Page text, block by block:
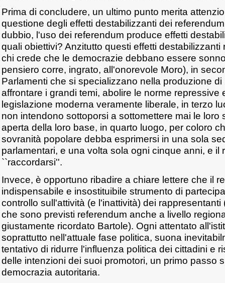
Prima di concludere, un ultimo punto merita
questione degli effetti destabilizzanti dei
dubbio, l'uso dei referendum produce effetti
quali obiettivi? Anzitutto questi effetti destabilizzanti
chi crede che le democrazie debbano essere
pensiero corre, ingrato, all'onorevole Moro), in
Parlamenti che si specializzano nella produzione
affrontare i grandi temi, abolire le norme repressive
legislazione moderna veramente liberale, in terzo
non intendono sottoporsi a sottomettere mai le loro
aperta della loro base, in quarto luogo, per coloro
sovranità popolare debba esprimersi in una sola
parlamentari, e una volta sola ogni cinque anni, e il
``raccordarsi''.
Invece, è opportuno ribadire a chiare lettere che il
indispensabile e insostituibile strumento di
controllo sull'attività (e l'inattività) dei rappresentanti
che sono previsti referendum anche a livello
giustamente ricordato Bartole). Ogni attentato
soprattutto nell'attuale fase politica, suona
tentativo di ridurre l'influenza politica dei cittadini e
delle intenzioni dei suoi promotori, un primo passo
democrazia autoritaria.